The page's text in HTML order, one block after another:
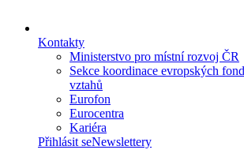
Kontakty
Ministerstvo pro místní rozvoj ČR
Sekce koordinace evropských
vztahů
Eurofon
Eurocentra
Kariéra
Přihlásit seNewslettery